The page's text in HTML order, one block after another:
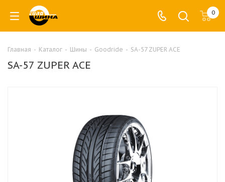
0
Главная - Каталог - Шины - Goodride - SA-57 ZUPER ACE
SA-57 ZUPER ACE